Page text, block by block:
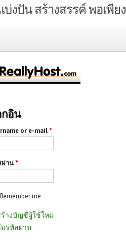
งปัน สร้างสรรค์ พอเพียง
อิน
or e-mail *
ผ่าน *
Remember me
างบัญชีผู้ใช้ใหม่
รหัสผ่าน